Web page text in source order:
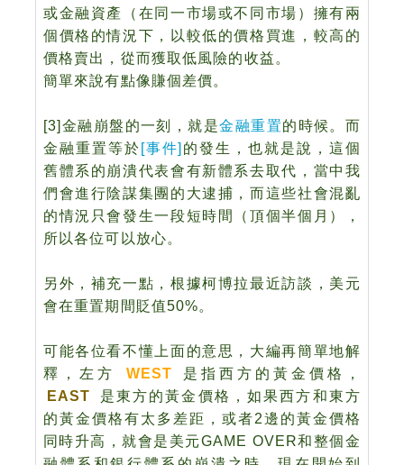
或金融資產（在同一市場或不同市場）擁有兩
個價格的情況下，以較低的價格買進，較高的
價格賣出，從而獲取低風險的收益。
簡單來說有點像賺個差價。
[3] 金融崩盤的一刻，就是金融重置的時候。而
金融重置等於 [事件] 的發生，也就是說，這個
舊體系的崩潰代表會有新體系去取代，當中我
們會進行陰謀集團的大逮捕，而這些社會混亂
的情況只會發生一段短時間（頂個半個月），
所以各位可以放心。
另外，補充一點，根據柯博拉最近訪談，美元
會在重置期間貶值50%。
可能各位看不懂上面的意思，大編再簡單地解
釋，左方
WEST
是指西方的黃金價格，
EAST
是東方的黃金價格，如果西方和東方
的黃金價格有太多差距，或者2邊的黃金價格
同時升高，就會是美元GAME OVER和整個金